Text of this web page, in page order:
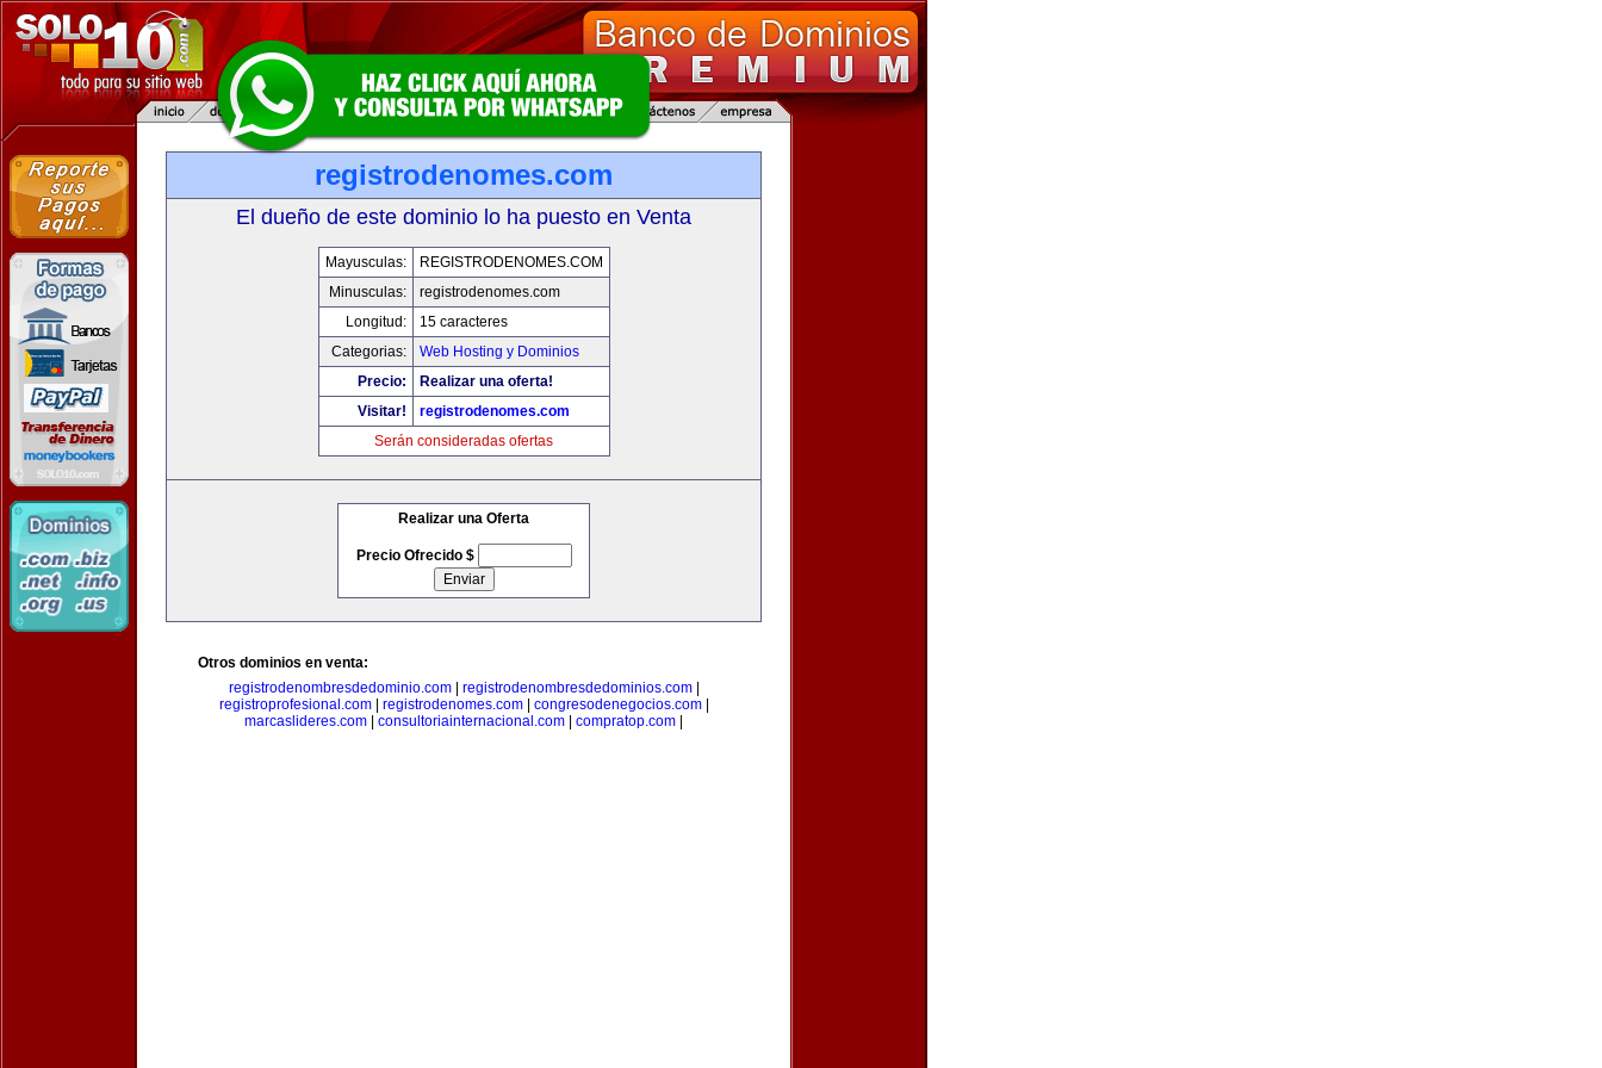
registrodenomes.com
El dueño de este dominio lo ha puesto en Venta
Mayusculas:
REGISTRODENOMES.COM
Minusculas:
registrodenomes.com
Longitud:
15 caracteres
Categorias:
Web Hosting y Dominios
Precio:
Realizar una oferta!
Visitar!
registrodenomes.com
Serán consideradas ofertas
Realizar una Oferta
Precio Ofrecido $
Otros dominios en venta:
registrodenombresdedominio.com| registrodenombresdedominios.com|
registroprofesional.com| registrodenomes.com| congresodenegocios.com|
marcaslideres.com
consultoriainternacional.com compratop.com